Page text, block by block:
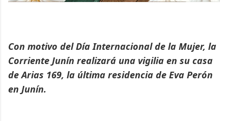
Con motivo del Día Internacional de la Mujer, la
Corriente Junín realizará una vigilia en su casa
de Arias 169, la última residencia de Eva Perón
en Junín.